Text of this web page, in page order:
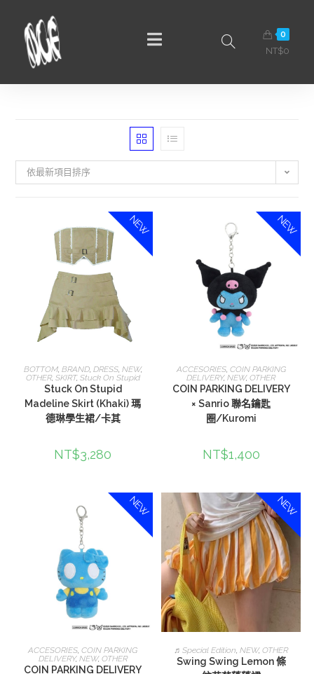
0
NT$0
依最新項目排序
NEW
加入購物車
BOTTOM, BRAND, DRESS, NEW,
OTHER, SKIRT, Stuck On Stupid
Stuck On Stupid
Madeline Skirt (Khaki) 瑪
德琳學生裙/卡其
NT$3,280
NEW
選擇規格
ACCESORIES, COIN PARKING
DELIVERY,NEW,OTHER
COIN PARKING DELIVERY
× Sanrio 聯名鑰匙
圈/Kuromi
NT$1,400
NEW
選擇規格
ACCESORIES ,COIN PARKING
DELIVERY, NEW, OTHER
COIN PARKING DELIVERY
NEW
加入購物車
♬Special Edition ,NEW,OTHER
Swing Swing Lemon 條